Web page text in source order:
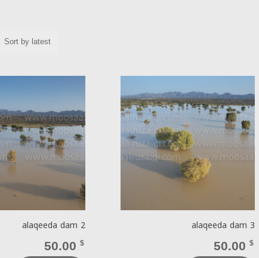
alaqeeda dam 3
50.00$
alaqeeda dam 2
50.00 $